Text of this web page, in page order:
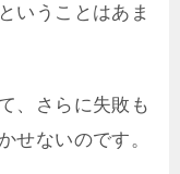
いうことはあま
、さらに失敗も
せないのです。